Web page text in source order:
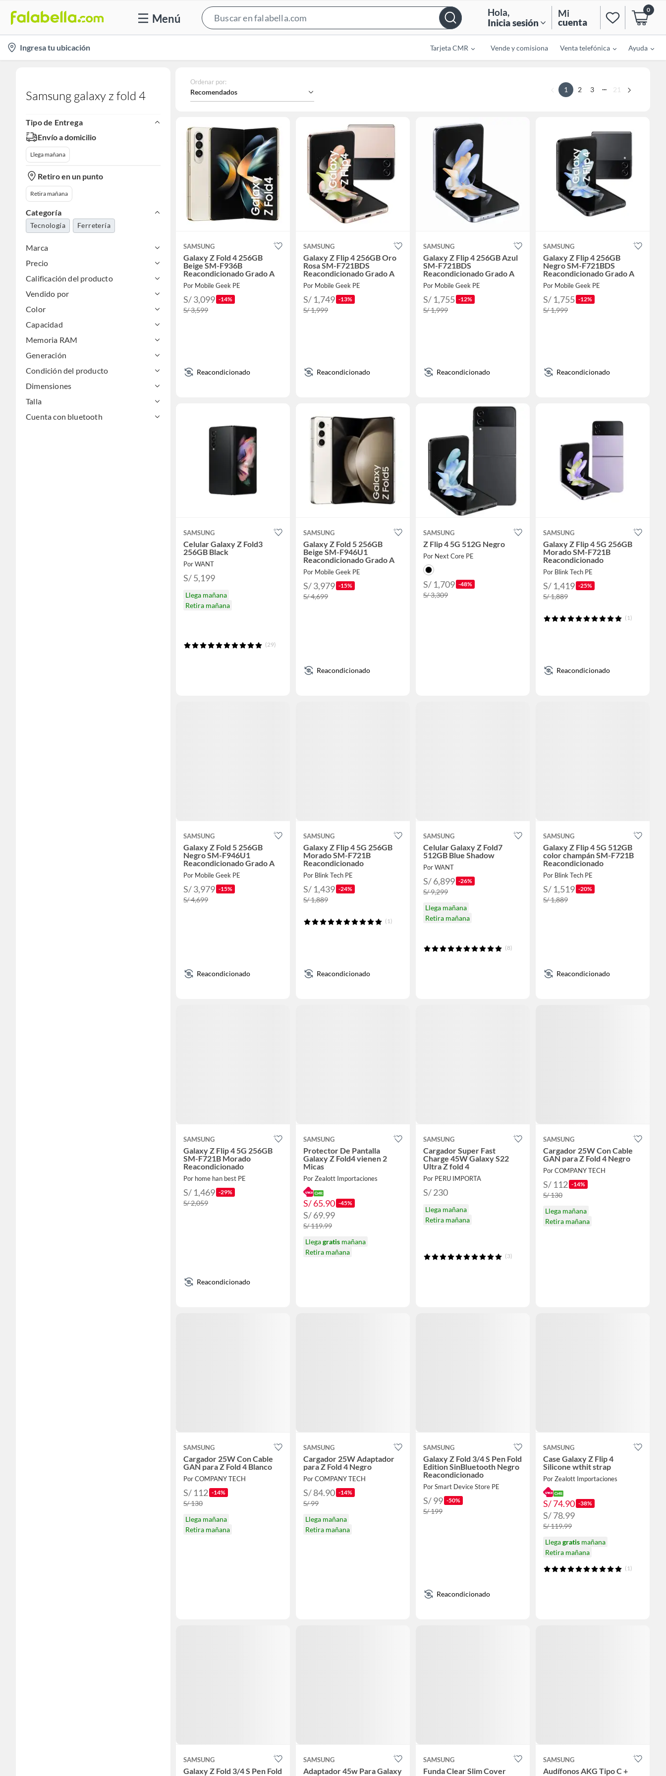
Menú
Bar
Hola,
Inicia sesión
Mi
cuenta
0
location-
icon
Ingresa tu ubicación Tarjeta CMR Vende y comisiona Venta telefónica Ayuda
Samsung galaxy z fold 4
Tipo de Entrega
Envío a domicilio
Llega mañana
Retiro en un punto
Retira mañana
Categoría
Tecnología Ferretería
Marca
Precio
Calificación del producto
Vendido por
Color
Capacidad
Memoria RAM
Generación
Condición del producto
Dimensiones
Talla
Cuenta con bluetooth
Ordenar por:
Recomendados 1 2 3 ... 21
SAMSUNG
Galaxy Z Fold 4 256GB
Beige SM-F936B
Reacondicionado Grado A
Por Mobile Geek PE
S/ 3,099 -14%
S/ 3,599
Reacondicionado
SAMSUNG
Galaxy Z Flip 4 256GB Oro
Rosa SM-F721BDS
Reacondicionado Grado A
Por Mobile Geek PE
S/ 1,749 -13%
S/ 1,999
Reacondicionado
SAMSUNG
Galaxy Z Flip 4 256GB Azul
SM-F721BDS
Reacondicionado Grado A
Por Mobile Geek PE
S/ 1,755 -12%
S/ 1,999
Reacondicionado
SAMSUNG
Galaxy Z Flip 4 256GB
Negro SM-F721BDS
Reacondicionado Grado A
Por Mobile Geek PE
S/ 1,755 -12%
S/ 1,999
Reacondicionado
SAMSUNG
Celular Galaxy Z Fold3
256GB Black
Por WANT
S/ 5,199
Llega mañana
Retira mañana
(29)
SAMSUNG
Galaxy Z Fold 5 256GB
Beige SM-F946U1
Reacondicionado Grado A
Por Mobile Geek PE
S/ 3,979 -15%
S/ 4,699
Reacondicionado
SAMSUNG
Z Flip 4 5G 512G Negro
Por Next Core PE
S/ 1,709 -48%
S/ 3,309
SAMSUNG
Galaxy Z Flip 4 5G 256GB
Morado SM-F721B
Reacondicionado
Por Blink Tech PE
S/ 1,419 -25%
S/ 1,889
(1)
Reacondicionado
SAMSUNG
Galaxy Z Fold 5 256GB
Negro SM-F946U1
Reacondicionado Grado A
Por Mobile Geek PE
S/ 3,979 -15%
S/ 4,699
Reacondicionado
SAMSUNG
Galaxy Z Flip 4 5G 256GB
Morado SM-F721B
Reacondicionado
Por Blink Tech PE
S/ 1,439 -24%
S/ 1,889
(1)
Reacondicionado
SAMSUNG
Celular Galaxy Z Fold7
512GB Blue Shadow
Por WANT
S/ 6,899 -26%
S/ 9,299
Llega mañana
Retira mañana
(8)
SAMSUNG
Galaxy Z Flip 4 5G 512GB
color champán SM-F721B
Reacondicionado
Por Blink Tech PE
S/ 1,519 -20%
S/ 1,889
Reacondicionado
SAMSUNG
Galaxy Z Flip 4 5G 256GB
SM-F721B Morado
Reacondicionado
Por home han best PE
S/ 1,469 -29%
S/ 2,059
Reacondicionado
SAMSUNG
Protector De Pantalla
Galaxy Z Fold4 vienen 2
Micas
Por Zealott Importaciones
S/ 65.90 -45%
S/ 69.99
S/ 119.99
Llegagratis mañana
Retira mañana
SAMSUNG
Cargador Super Fast
Charge 45W Galaxy S22
Ultra Z fold 4
Por PERU IMPORTA
S/ 230
Llega mañana
Retira mañana
(3)
SAMSUNG
Cargador 25W Con Cable
GAN para Z Fold 4 Negro
Por COMPANY TECH
S/ 112 -14%
S/ 130
Llega mañana
Retira mañana
SAMSUNG
Cargador 25W Con Cable
GAN para Z Fold 4 Blanco
Por COMPANY TECH
S/ 112 -14%
S/ 130
Llega mañana
Retira mañana
SAMSUNG
Cargador 25W Adaptador
para Z Fold 4 Negro
Por COMPANY TECH
S/ 84.90 -14%
S/ 99
Llega mañana
Retira mañana
SAMSUNG
Galaxy Z Fold 3/4 S Pen Fold
Edition SinBluetooth Negro
Reacondicionado
Por Smart Device Store PE
S/ 99 -50%
S/ 199
Reacondicionado
SAMSUNG
Case Galaxy Z Flip 4
Silicone wthit strap
Por Zealott Importaciones
S/ 74.90 -38%
S/ 78.99
S/ 119.99
Llegagratis mañana
Retira mañana
(1)
SAMSUNG
Galaxy Z Fold 3/4 S Pen Fold
SAMSUNG
Adaptador 45w Para Galaxy
SAMSUNG
Funda Clear Slim Cover
SAMSUNG
Audífonos AKG Tipo C +